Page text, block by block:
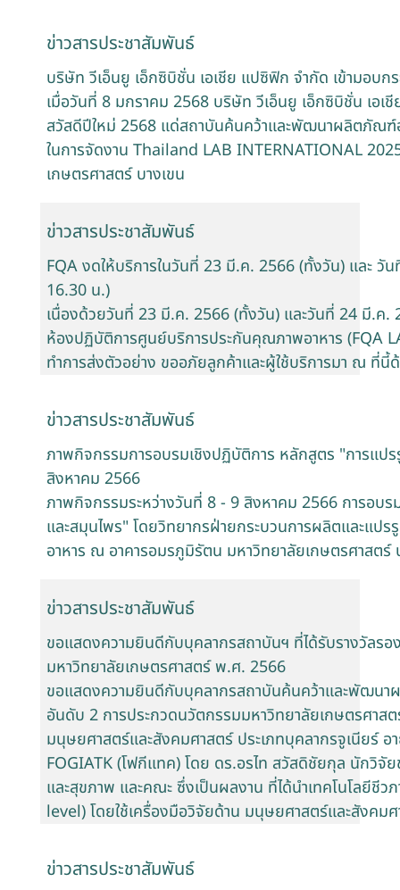
ข่าวสารประชาสัมพันธ์
บริษัท วีเอ็นยู เอ็กซิบิชั่น เอเชีย แปซิฟิก จำกัด เข้ามอบ
เมื่อวันที่ 8 มกราคม 2568 บริษัท วีเอ็นยู เอ็กซิบิชั่น เอ
สวัสดีปีใหม่ 2568 แด่สถาบันค้นคว้าและพัฒนาผลิตภัณฑ์
ในการจัดงาน Thailand LAB INTERNATIONAL
เกษตรศาสตร์ บางเขน
ข่าวสารประชาสัมพันธ์
FQA งดให้บริการในวันที่ 23 มี.ค. 2566 (ทั้งวัน) และ
16.30 น.)
เนื่องด้วยวันที่ 23 มี.ค. 2566 (ทั้งวัน) และวันที่ 24 มี.ค.
ห้องปฏิบัติการศูนย์บริการประกันคุณภาพอาหาร (FQA
ทำการส่งตัวอย่าง ขออภัยลูกค้าและผู้ใช้บริการมา ณ ที่นี้
ข่าวสารประชาสัมพันธ์
ภาพกิจกรรมการอบรมเชิงปฏิบัติการ หลักสูตร "การแป
สิงหาคม 2566
ภาพกิจกรรมระหว่างวันที่ 8 - 9 สิงหาคม 2566 การอบ
และสมุนไพร" โดยวิทยากรฝ่ายกระบวนการผลิตและแ
อาหาร ณ อาคารอมรภูมิรัตน มหาวิทยาลัยเกษตรศาสตร์
ข่าวสารประชาสัมพันธ์
ขอแสดงความยินดีกับบุคลากรสถาบันฯ ที่ได้รับรางวัลร
มหาวิทยาลัยเกษตรศาสตร์ พ.ศ. 2566
ขอแสดงความยินดีกับบุคลากรสถาบันค้นคว้าและพัฒนา
อันดับ 2 การประกวดนวัตกรรมมหาวิทยาลัยเกษตรศาส
มนุษยศาสตร์และสังคมศาสตร์ ประเภทบุคลากรจูเนียร์
FOGIATK (โฟกีแทค) โดย ดร.อรไท สวัสดิชัยกุล นักวิจั
และสุขภาพ และคณะ ซึ่งเป็นผลงาน ที่ได้นำเทคโนโลยี
level) โดยใช้เครื่องมือวิจัยด้าน มนุษยศาสตร์และสังคม
ข่าวสารประชาสัมพันธ์